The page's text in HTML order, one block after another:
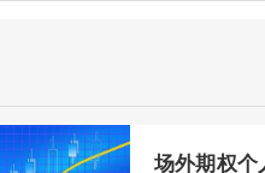
场外期权